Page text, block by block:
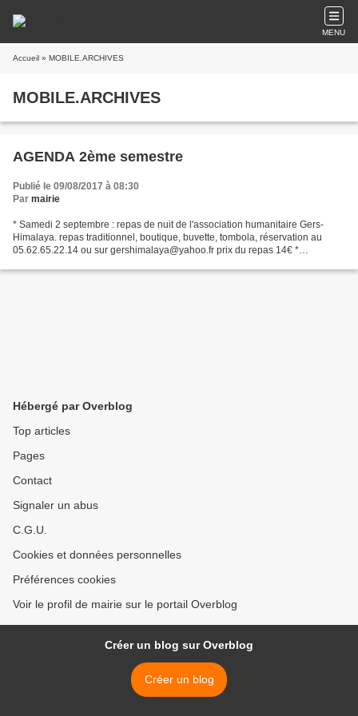
MENU
Accueil » MOBILE.ARCHIVES
MOBILE.ARCHIVES
AGENDA 2ème semestre
Publié le 09/08/2017 à 08:30
Par mairie
* Samedi 2 septembre : repas de nuit de l'association humanitaire Gers-
Himalaya. repas traditionnel, boutique, buvette, tombola, réservation au
05.62.65.22.14 ou sur gershimalaya@yahoo.fr prix du repas 14€ *
Hébergé par Overblog
Top articles
Pages
Contact
Signaler un abus
C.G.U.
Cookies et données personnelles
Préférences cookies
Voir le profil de mairie sur le portail Overblog
Créer un blog sur Overblog
Créer un blog